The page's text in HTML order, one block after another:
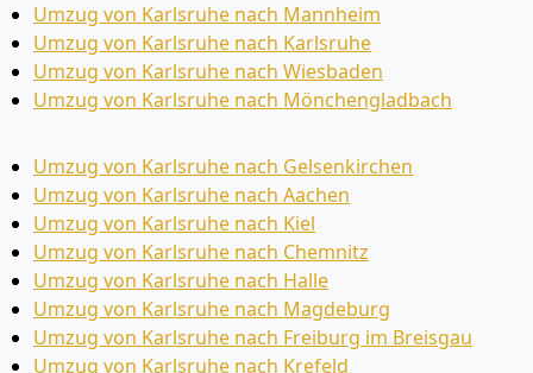
Umzug von Karlsruhe nach Mannheim
Umzug von Karlsruhe nach Karlsruhe
Umzug von Karlsruhe nach Wiesbaden
Umzug von Karlsruhe nach Mönchen­gladbach
Umzug von Karlsruhe nach Gelsenkirchen
Umzug von Karlsruhe nach Aachen
Umzug von Karlsruhe nach Kiel
Umzug von Karlsruhe nach Chemnitz
Umzug von Karlsruhe nach Halle
Umzug von Karlsruhe nach Magdeburg
Umzug von Karlsruhe nach Freiburg im Breisgau
Umzug von Karlsruhe nach Krefeld